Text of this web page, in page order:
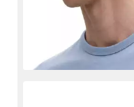
ab 11,99 €